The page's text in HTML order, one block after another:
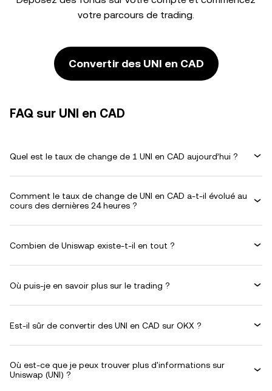
votre parcours de trading.
Convertir des UNI en CAD
FAQ sur UNI en CAD
Quel est le taux de change de 1 UNI en CAD aujourd’hui ?
Comment le taux de change de UNI en CAD a-t-il évolué au
cours des dernières 24 heures ?
Combien de Uniswap existe-t-il en tout ?
Où puis-je en savoir plus sur le trading ?
Est-il sûr de convertir des UNI en CAD sur OKX ?
Où est-ce que je peux trouver plus d'informations sur
Uniswap (UNI) ?